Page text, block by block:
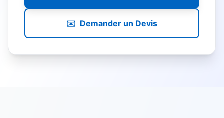
✉️ Demander un Devis